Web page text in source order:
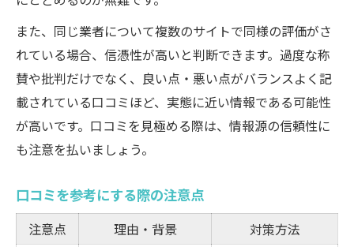
また、同じ業者について複数のサイトで同様の評価がさ
れている場合、信憑性が高いと判断できます。過度な称
賛や批判だけでなく、良い点・悪い点がバランスよく記
載されている口コミほど、実態に近い情報である可能性
が高いです。口コミを見極める際は、情報源の信頼性に
も注意を払いましょう。
口コミを参考にする際の注意点
注意点 理由・背景
対策方法